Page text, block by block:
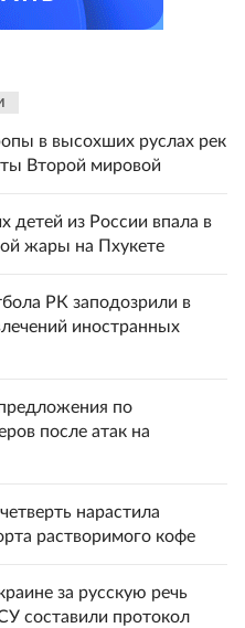
в высохших руслах рек
Второй мировой
детей из России впала в
жары на Пхукете
РК заподозрили в
иностранных
по
после атак на
нарастила
растворимого кофе
за русскую речь
составили протокол